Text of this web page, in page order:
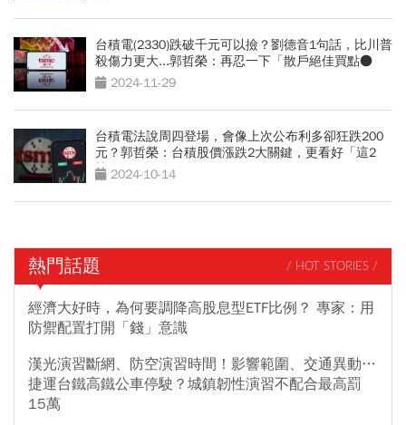
台積電(2330)跌破千元可以撿？劉德音1句話，比川普
殺傷力更大...郭哲榮：再忍一下「散戶絕佳買點●
元」2024-11-29
台積電法說周四登場，會像上次公布利多卻狂跌200
元？郭哲榮：台積股價漲跌2大關鍵，更看好「這2
檔」2024-10-14
熱門話題 / HOT STORIES /
經濟大好時，為何要調降高股息型ETF比例？ 專家：用
防禦配置打開「錢」意識
漢光演習斷網、防空演習時間！影響範圍、交通異動…
捷運台鐵高鐵公車停駛？城鎮韌性演習不配合最高罰
15萬